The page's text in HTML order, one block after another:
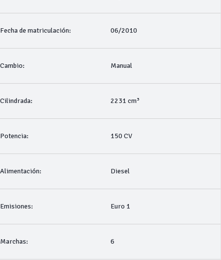
Fecha de matriculación: 06/2010
Cambio: Manual
Cilindrada: 2231 cm³
Potencia: 150 CV
Alimentación: Diesel
Emisiones: Euro 1
Marchas: 6